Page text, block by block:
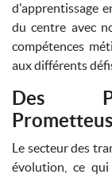
d'apprentissage
du centre avec
compétences
aux différents
Des
Le secteur des
évolution, ce